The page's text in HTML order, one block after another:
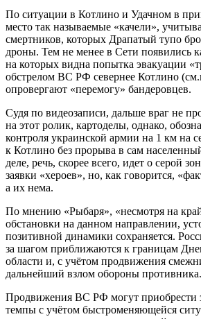
По ситуации в Котлино и Удачном в
место так называемые «качели»,
смертников, которых Драпатый тупо
дроны. Тем не менее в Сети появились
на которых видна попытка эвакуации
обстрелом ВС РФ севернее Котлино
опровергают «перемогу» бандеровцев.
Судя по видеозаписи, дальше враг не
на этот ролик, картоделы, однако,
контроля украинской армии на 1 км на
к Котлино без прорыва в сам
деле, речь, скорее всего, идет о серой
заявки «хероев», но, как говорится,
а их нема.
По мнению «Рыбаря», «несмотря на
обстановки на данном направлении,
позитивной динамики сохраняется.
за шагом приближаются к границам
области и, с учётом продвижения
дальнейший взлом обороны противника.
Продвижения ВС РФ могут приобрести
темпы с учётом быстроменяющейся